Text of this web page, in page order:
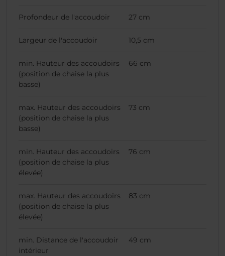
Profondeur de l'accoudoir 27 cm
Largeur de l'accoudoir 10,5 cm
min. Hauteur des accoudoirs
(position de chaise la plus
basse)
66 cm
max. Hauteur des accoudoirs
(position de chaise la plus
basse)
73 cm
min. Hauteur des accoudoirs
(position de chaise la plus
élevée)
76 cm
max. Hauteur des accoudoirs
(position de chaise la plus
élevée)
83 cm
min. Distance de l'accoudoir
intérieur
49 cm